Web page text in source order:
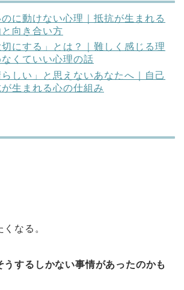
に動けない心理｜抵抗が生まれる
向き合い方
切にする」とは？｜難しく感じる理
くていい心理の話
らしい」と思えないあなたへ｜自己
生まれる心の仕組み
なる。
うするしかない事情があったのかも